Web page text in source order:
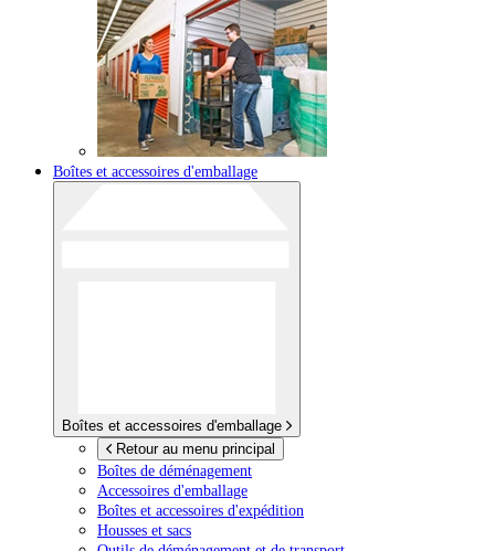
Boîtes et accessoires d'emballage
Boîtes et accessoires d'emballage
Retour au menu principal
Boîtes de déménagement
Accessoires d'emballage
Boîtes et accessoires d'expédition
Housses et sacs